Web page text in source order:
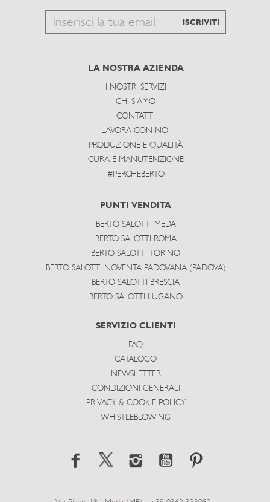
Email
subscribe
ISCRIVITI
LA NOSTRA AZIENDA
I NOSTRI SERVIZI
CHI SIAMO
CONTATTI
LAVORA CON NOI
PRODUZIONE E QUALITÀ
CURA E MANUTENZIONE
#PERCHEBERTO
PUNTI VENDITA
BERTO SALOTTI MEDA
BERTO SALOTTI ROMA
BERTO SALOTTI TORINO
BERTO SALOTTI NOVENTA PADOVANA (PADOVA)
BERTO SALOTTI BRESCIA
BERTO SALOTTI LUGANO
SERVIZIO CLIENTI
FAQ
CATALOGO
NEWSLETTER
CONDIZIONI GENERALI
PRIVACY & COOKIE POLICY
WHISTLEBLOWING